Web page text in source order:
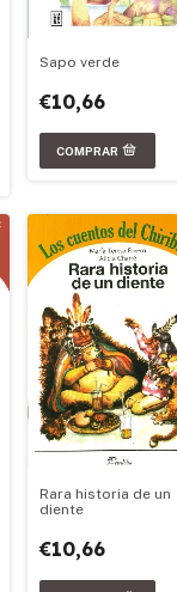
Sapo verde
€10,66
Rara historia de un
diente
€10,66